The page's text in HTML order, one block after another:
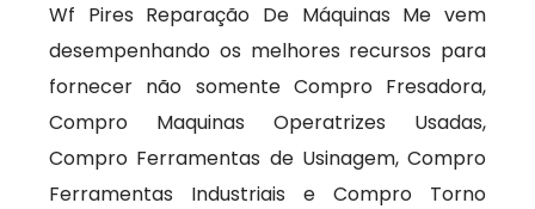
Wf Pires Reparação De Máquinas Me vem
desempenhando os melhores recursos para
fornecer não somente Compro Fresadora,
Compro Maquinas Operatrizes Usadas,
Compro Ferramentas de Usinagem, Compro
Ferramentas Industriais e Compro Torno